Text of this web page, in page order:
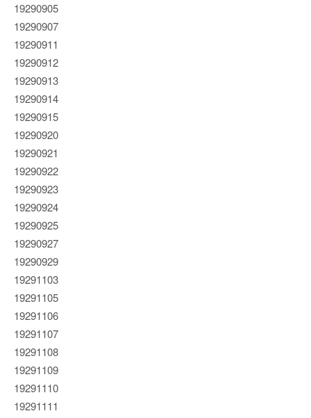
19290905
19290907
19290911
19290912
19290913
19290914
19290915
19290920
19290921
19290922
19290923
19290924
19290925
19290927
19290929
19291103
19291105
19291106
19291107
19291108
19291109
19291110
19291111